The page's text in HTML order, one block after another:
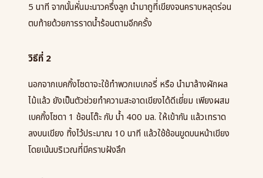
5 นาที จากนั้นหั่นมะนาวครึ่งลูก นำมาถูที่เขียงจนคราบหลุดร่อน
ตบท้ายด้วยการราดน้ำร้อนตามอีกครั้ง
วิธีที่ 2
นอกจากเบคกิ้งโซดาจะใช้ทำพวกเบเกอรี่ หรือ นำมาล้างผักผล
ไม้แล้ว ยังเป็นตัวช่วยทำความสะอาดเขียงได้ดีเยี่ยม เพียงผสม
เบคกิ้งโซดา 1 ช้อนโต๊ะ กับ น้ำ 400 มล. ให้เข้ากัน แล้วเทราด
ลงบนเขียง ทิ้งไว้ประมาณ 10 นาที แล้วใช้ช้อนขูดบนหน้าเขียง
โดยเน้นบริเวณที่มีคราบฝังลึก